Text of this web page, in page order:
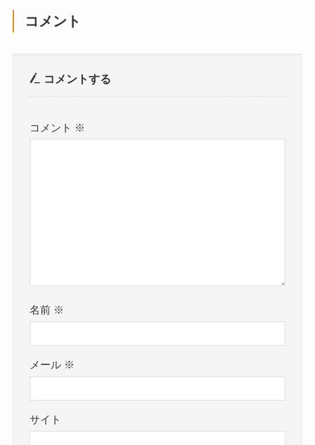
コメント
コメントする
コメント ※
名前 ※
メール ※
サイト